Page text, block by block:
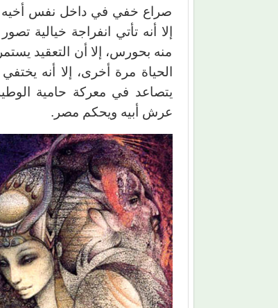
صراع خفي في داخل نفس أخيه
إلا أنه تأتي انفراجة خيالية
منه بحورس، إلا أن التعقيد
الحياة مرة أخرى، إلا أنه
يتصاعد في معركة حامية
عرش أبيه ويحكم مصر.